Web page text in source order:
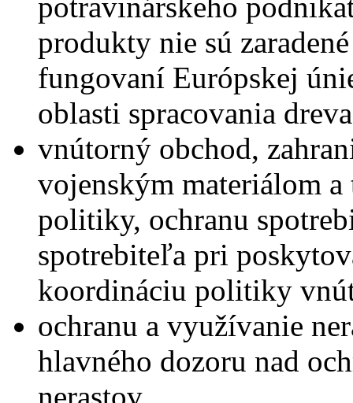
produkty nie sú
fungovaní Európskej
oblasti spracovania
vnútorný obchod,
vojenským materiálom
politiky, ochranu
spotrebiteľa pri
koordináciu politiky
ochranu a využívanie
hlavného dozoru nad